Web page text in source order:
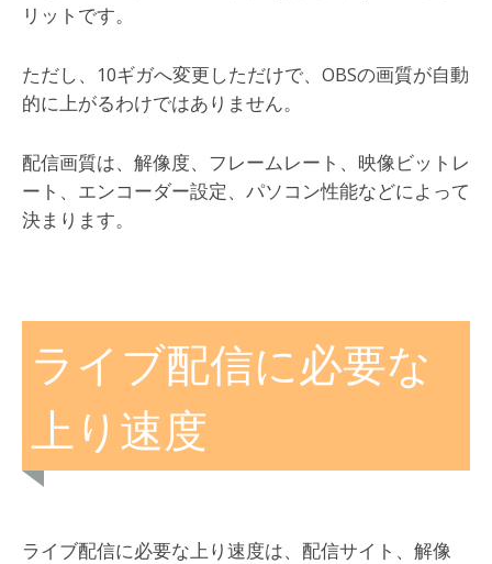
リットです。
ただし、10ギガへ変更しただけで、OBSの画質が自動
的に上がるわけではありません。
配信画質は、解像度、フレームレート、映像ビットレ
ート、エンコーダー設定、パソコン性能などによって
決まります。
ライブ配信に必要な
上り速度
ライブ配信に必要な上り速度は、配信サイト、解像